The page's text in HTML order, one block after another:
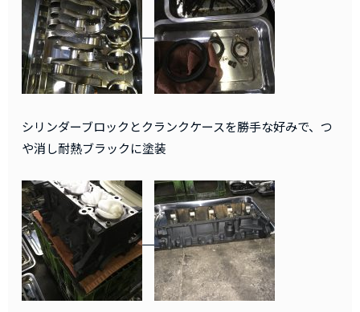
シリンダーブロックとクランクケースを勝手な好みで、つ
や消し耐熱ブラックに塗装